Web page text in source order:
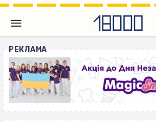
РЕКЛАМА